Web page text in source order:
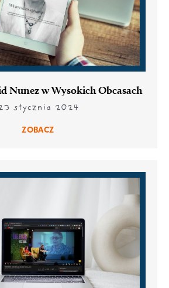
Nunez w Wysokich Obcasach
stycznia 2024
ZOBACZ